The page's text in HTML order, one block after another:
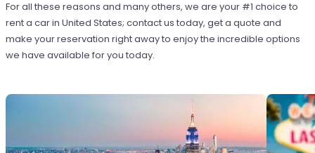
For all these reasons and many others, we are your #1 choice to
rent a car in United States; contact us today, get a quote and
make your reservation right away to enjoy the incredible options
we have available for you today.